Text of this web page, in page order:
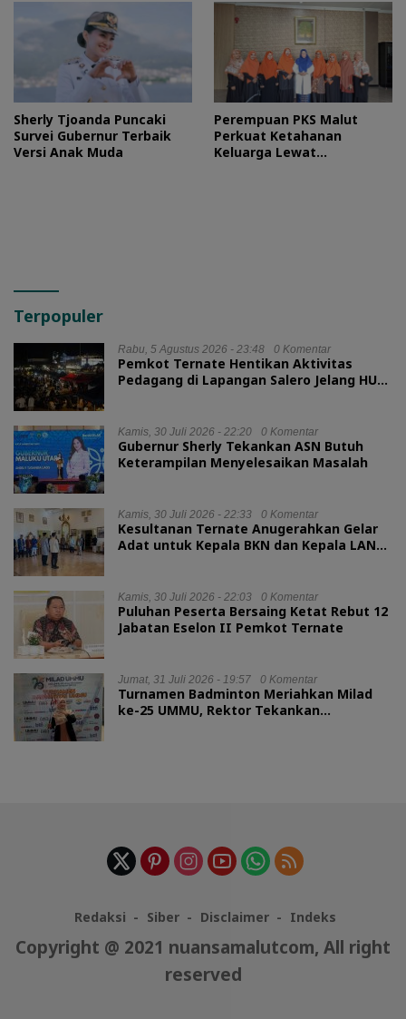
Sherly Tjoanda Puncaki
Survei Gubernur Terbaik
Versi Anak Muda
Perempuan PKS Malut
Perkuat Ketahanan
Keluarga Lewat
Terpopuler
Rabu, 5 Agustus 2026 - 23:48 0 Komentar
Pemkot Ternate Hentikan Aktivitas
Pedagang di Lapangan Salero Jelang HUT
Kamis, 30 Juli 2026 - 22:20 0 Komentar
Gubernur Sherly Tekankan ASN Butuh
Keterampilan Menyelesaikan Masalah
Kamis, 30 Juli 2026 - 22:33 0 Komentar
Kesultanan Ternate Anugerahkan Gelar
Adat untuk Kepala BKN dan Kepala LAN
Kamis, 30 Juli 2026 - 22:03 0 Komentar
Puluhan Peserta Bersaing Ketat Rebut 12
Jabatan Eselon II Pemkot Ternate
Jumat, 31 Juli 2026 - 19:57 0 Komentar
Turnamen Badminton Meriahkan Milad
ke-25 UMMU, Rektor Tekankan
Redaksi Siber Disclaimer Indeks
Copyright @ 2021 nuansamalutcom, All right
reserved